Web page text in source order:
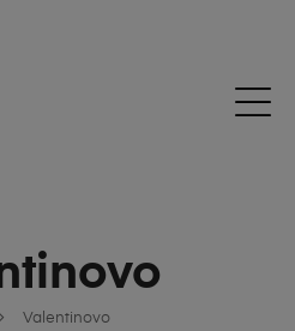
Valentinovo